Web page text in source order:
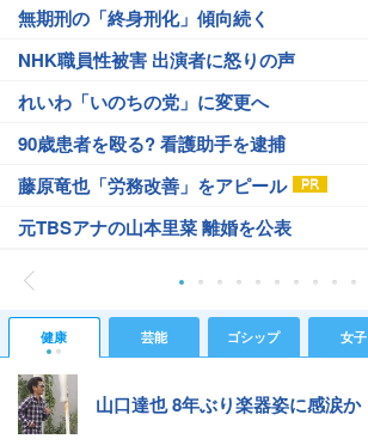
無期刑の「終身刑化」傾向続く
NHK職員性被害 出演者に怒りの声
れいわ「いのちの党」に変更へ
90歳患者を殴る? 看護助手を逮捕
藤原竜也「労務改善」をアピール
元TBSアナの山本里菜 離婚を公表
健康 芸能 ゴシップ 女子
山口達也 8年ぶり楽器姿に感涙か